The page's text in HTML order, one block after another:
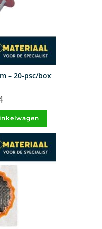
– 20-psc/box